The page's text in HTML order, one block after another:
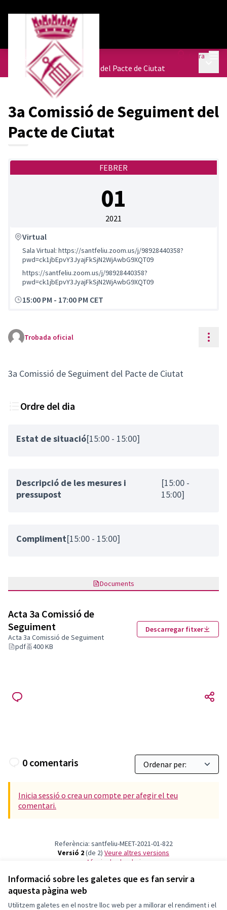
Informació sobre les galetes que es fan servir a
aquesta pàgina web
Utilitzem galetes en el nostre lloc web per a millorar el rendiment i el
Entra
Trobades/
3a Comissió de Seguiment del Pacte de Ciutat
3a Comissió de Seguiment del
Pacte de Ciutat
FEBRER
01
2021
Virtual
Sala Virtual: https://santfeliu.zoom.us/j/98928440358?
pwd=ck1jbEpvY3JyajFkSjN2WjAwbG9XQT09
https://santfeliu.zoom.us/j/98928440358?
pwd=ck1jbEpvY3JyajFkSjN2WjAwbG9XQT09
15:00 PM - 17:00 PM CET
Trobada oficial
3a Comissió de Seguiment del Pacte de Ciutat
Ordre del dia
Estat de situació[15:00 - 15:00]
Descripció de les mesures i
pressupost
[15:00 -
15:00]
Compliment[15:00 - 15:00]
Documents
Acta 3a Comissió de
Seguiment
Acta 3a Comissió de Seguiment
pdf
400 KB
Descarregar fitxer
0 comentaris
Inicia sessió o crea un compte per afegir el teu
comentari.
Referència: santfeliu-MEET-2021-01-822
Versió 2(de 2)
veure altres versions
Afegir al calendari
Termes i condicions d'ús
Configuració de les galetes